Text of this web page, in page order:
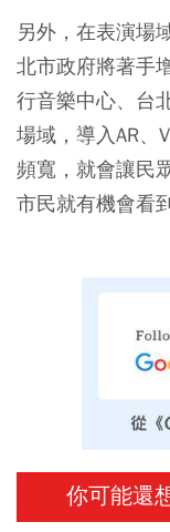
另外，在表演場
北市政府將著手
行音樂中心、台
場域，導入AR、
頻寬，就會讓民
市民就有機會看到
你可能還